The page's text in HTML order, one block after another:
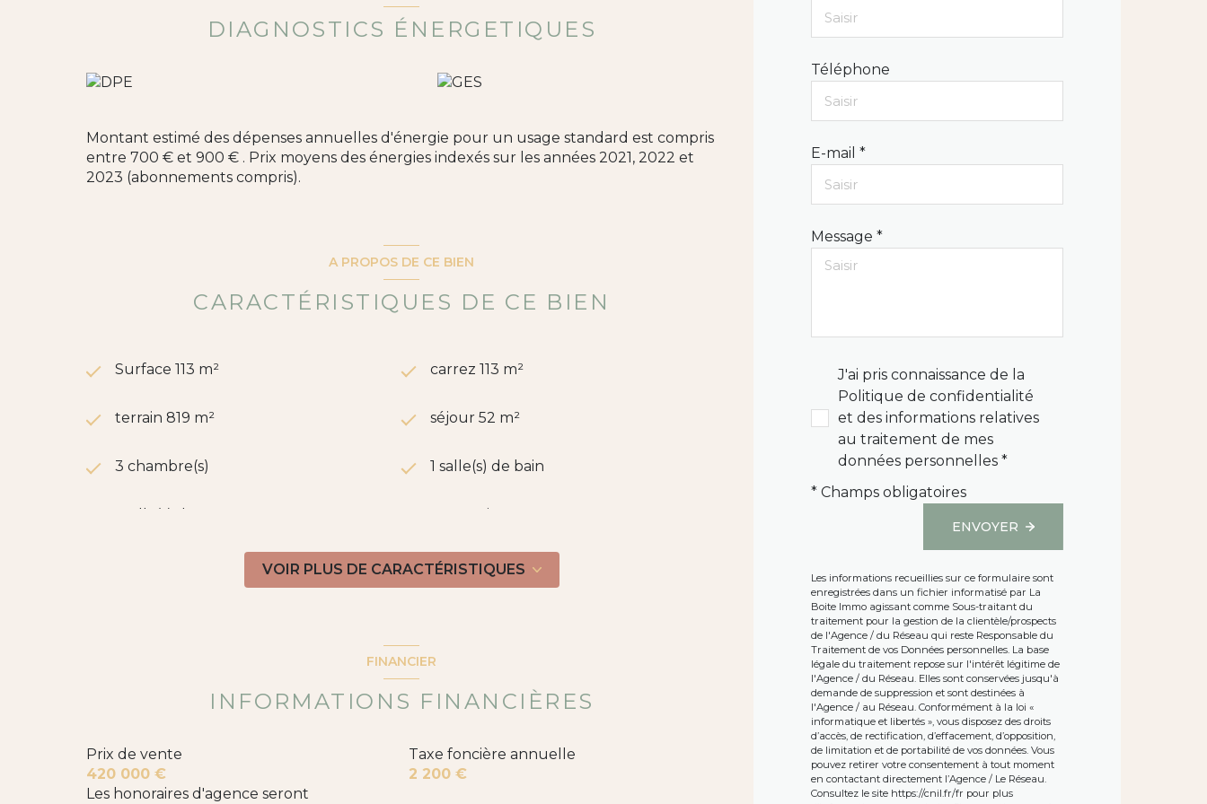
de Montpellier sous le numéro 890 977 846) au [0677396055] ou votre Agence WAH
We are human au [0954723556]
Les informations sur les risques auxquels ce bien est exposé sont disponibles sur le site
Géorisques
DIAGNOSTICS ÉNERGETIQUES
Montant estimé des dépenses annuelles d'énergie pour un usage standard est compris
entre 700 € et 900 € . Prix moyens des énergies indexés sur les années 2021, 2022 et
2023 (abonnements compris).
A PROPOS DE CE BIEN
CARACTÉRISTIQUES DE CE BIEN
Surface 113 m² carrez 113 m²
terrain 819 m² séjour 52 m²
3 chambre(s) 1 salle(s) de bain
1 salle(s) d'eau construit en 2012
cuisine américaine (équipée)
Chauffage central : radiateur
(géothermie)
piscinable
VOIR PLUS DE CARACTÉRISTIQUES
FINANCIER
INFORMATIONS FINANCIÈRES
Prix de vente
420 000 €
Les honoraires d'agence seront
Taxe foncière annuelle
2 200 €
Téléphone
E-mail *
Message *
J'ai pris connaissance de la
Politique de confidentialité
et des informations relatives
au traitement de mes
données personnelles *
* Champs obligatoires
ENVOYER
Les informations recueillies sur ce formulaire sont
enregistrées dans un fichier informatisé par La
Boite Immo agissant comme Sous-traitant du
traitement pour la gestion de la clientèle/prospects
de l'Agence / du Réseau qui reste Responsable du
Traitement de vos Données personnelles. La base
légale du traitement repose sur l'intérêt légitime de
l'Agence / du Réseau. Elles sont conservées jusqu'à
demande de suppression et sont destinées à
l'Agence / au Réseau. Conformément à la loi «
informatique et libertés », vous disposez des droits
d’accès, de rectification, d’effacement, d’opposition,
de limitation et de portabilité de vos données. Vous
pouvez retirer votre consentement à tout moment
en contactant directement l’Agence / Le Réseau.
Consultez le site https://cnil.fr/fr pour plus